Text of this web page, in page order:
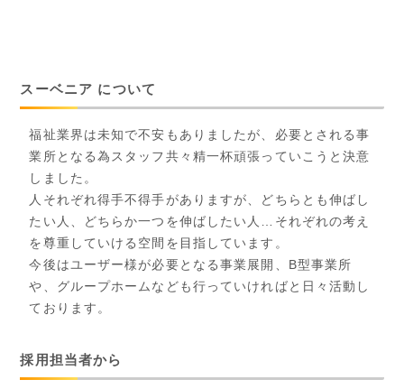
スーベニア について
福祉業界は未知で不安もありましたが、必要とされる事
業所となる為スタッフ共々精一杯頑張っていこうと決意
しました。
人それぞれ得手不得手がありますが、どちらとも伸ばし
たい人、どちらか一つを伸ばしたい人…それぞれの考え
を尊重していける空間を目指しています。
今後はユーザー様が必要となる事業展開、B型事業所
や、グループホームなども行っていければと日々活動し
ております。
採用担当者から